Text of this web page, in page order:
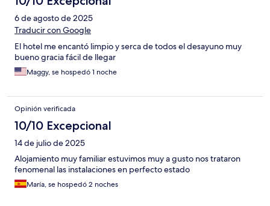
6 de agosto de 2025
Traducir con Google
El hotel me encantó limpio y serca de todos el desayuno muy
bueno gracia fácil de llegar
Maggy, se hospedó 1 noche
Opinión verificada
10/10 Excepcional
14 de julio de 2025
Alojamiento muy familiar estuvimos muy a gusto nos trataron
fenomenal las instalaciones en perfecto estado
María, se hospedó 2 noches